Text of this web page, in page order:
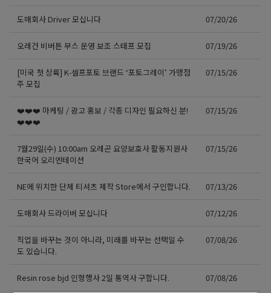
도매회사 Driver 모십니다 07/20/26
오레건 비버튼 부스 운영 보조 스태프 모집 07/19/26
[미국 첫 상륙] K-셀프포토 브랜드 ‘포토그레이’ 가맹점
주 모집
07/15/26
❤️❤️❤️ 마케팅 / 광고 홍보 / 각종 디자인 필요하신 분!
❤️❤️❤️
07/15/26
7월29일(수) 10:00am 오레곤 요양보호사 활동지원사
한국어 오리엔테이션
07/15/26
NE에 위치한 단체 티셔츠 제작 Store에서 구인합니다. 07/13/26
도매회사 드라이버 모십니다 07/12/26
직업을 바꾸는 것이 아니라, 미래를 바꾸는 선택일 수
도 있습니다.
07/08/26
Resin rose bjd 인형행사 2일 통역사 구합니다. 07/08/26